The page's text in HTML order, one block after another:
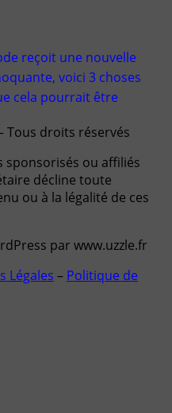
reçoit une nouvelle
voici 3 choses
cela pourrait être
Tous droits réservés
sponsorisés ou affiliés
décline toute
ou à la légalité de ces
par www.uzzle.fr
Légales – Politique de